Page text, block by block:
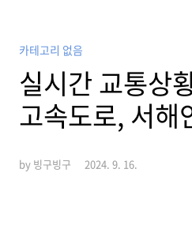
카테고리 없음
실시간 교통상
고속도로, 서해
등)
by 빙구빙구 2024. 9. 16.